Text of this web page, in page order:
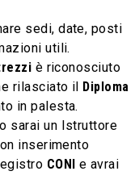
sedi, date, posti
utili.
è riconosciuto
rilasciato il Diploma
in palesta.
sarai un Istruttore
inserimento
CONI e avrai